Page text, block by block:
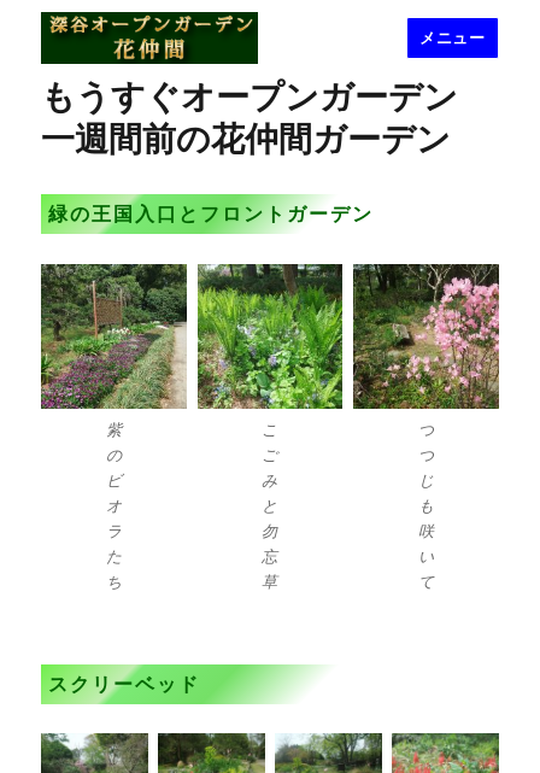
深谷オープンガーデン花仲間
メニュー
もうすぐオープンガーデン
一週間前の花仲間ガーデン
緑の王国入口とフロントガーデン
紫
の
ビ
オ
ラ
た
ち
こ
ご
み
と
勿
忘
草
つ
つ
じ
も
咲
い
て
スクリーベッド